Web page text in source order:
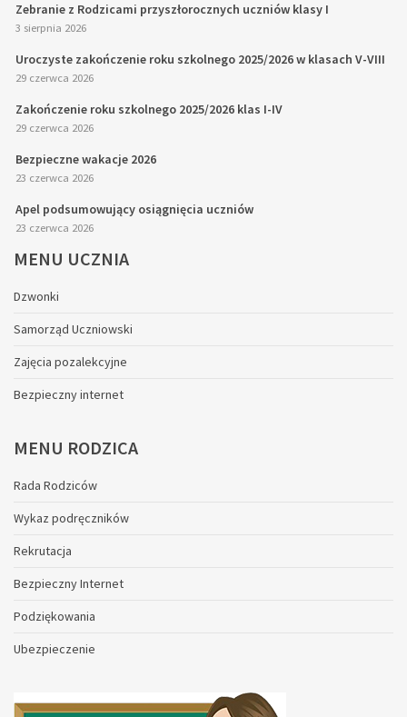
Zebranie z Rodzicami przyszłorocznych uczniów klasy I
3 sierpnia 2026
Uroczyste zakończenie roku szkolnego 2025/2026 w klasach V-VIII
29 czerwca 2026
Zakończenie roku szkolnego 2025/2026 klas I-IV
29 czerwca 2026
Bezpieczne wakacje 2026
23 czerwca 2026
Apel podsumowujący osiągnięcia uczniów
23 czerwca 2026
MENU UCZNIA
Dzwonki
Samorząd Uczniowski
Zajęcia pozalekcyjne
Bezpieczny internet
MENU RODZICA
Rada Rodziców
Wykaz podręczników
Rekrutacja
Bezpieczny Internet
Podziękowania
Ubezpieczenie